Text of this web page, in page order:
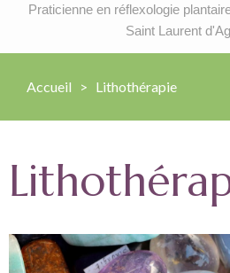
Praticienne en réflexologie
Saint Laurent
Accueil > Lithothérapie